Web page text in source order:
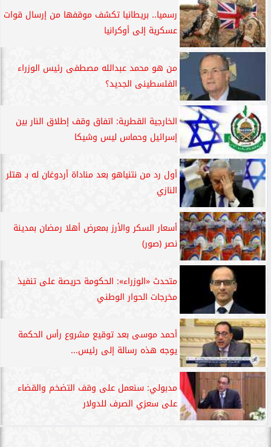
رسميا.. بريطانيا تكشف موقفها من إرسال قوات
عسكرية إلى أوكرانيا
من هو محمد عبدالله مصطفى رئيس الوزراء
الفلسطينى الجديد؟
الخارجية القطرية: اتفاق وقف إطلاق النار بين
إسرائيل وحماس ليس وشيكا
أول رد من نتنياهو بعد مناداة أردوغان له بـ هتلر
النازي
أسعار السكر والأرز بمعرض أهلا رمضان بمدينة
نصر (صور)
متحدث «الوزراء»: الحكومة حريصة على تنفيذ
مخرجات الحوار الوطني
أحمد موسى بعد توقيع مشروع رأس الحكمة
يوجه هذه رسالة إلى رئيس...
مدبولي: سنعمل على وقف التضخم والقضاء
على سعرَي الصرف للدولار